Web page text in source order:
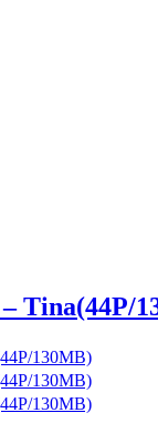
Tina(44P/